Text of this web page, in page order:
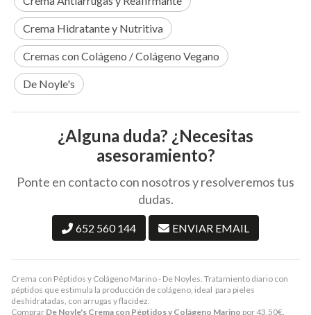
Crema con Péptidos y Colágeno Marino - De Noyles. Tratamiento diario con
péptidos que estimula la producción de colágeno, ideal para pieles
deshidratadas, con arrugas y flacidez.
Comprar De Noyle's Crema con Péptidos y Colágeno Marino por43,50€
Crema Hidratante y Nutritiva
Cremas con Colágeno / Colágeno Vegano
De Noyle's
¿Alguna duda? ¿Necesitas
asesoramiento?
Ponte en contacto con nosotros y resolveremos tus
dudas.
652 560 144 ENVIAR EMAIL